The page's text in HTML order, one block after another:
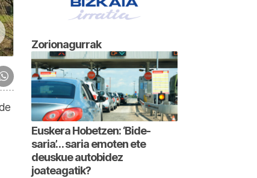
Zorionagurrak
Euskera Hobetzen: ‘Bide-
saria’… saria emoten ete
deuskue autobidez
joateagatik?